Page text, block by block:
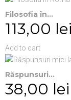
Filosofia în...
113,00 lei
Add to cart
Răspunsuri...
38,00 lei